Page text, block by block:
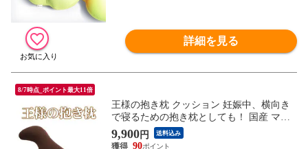
詳細を見る
8/7時点_ポイント最大11倍
王様の抱き枕 クッション 妊娠中、横向き
で寝るための抱き枕としても！ 国産 マタ
ニティ ママの抱き枕 洗える 手洗い リラッ
クス 抱きまくら 新生活 一人暮らし 春抱き
9,900円 送料込み
90